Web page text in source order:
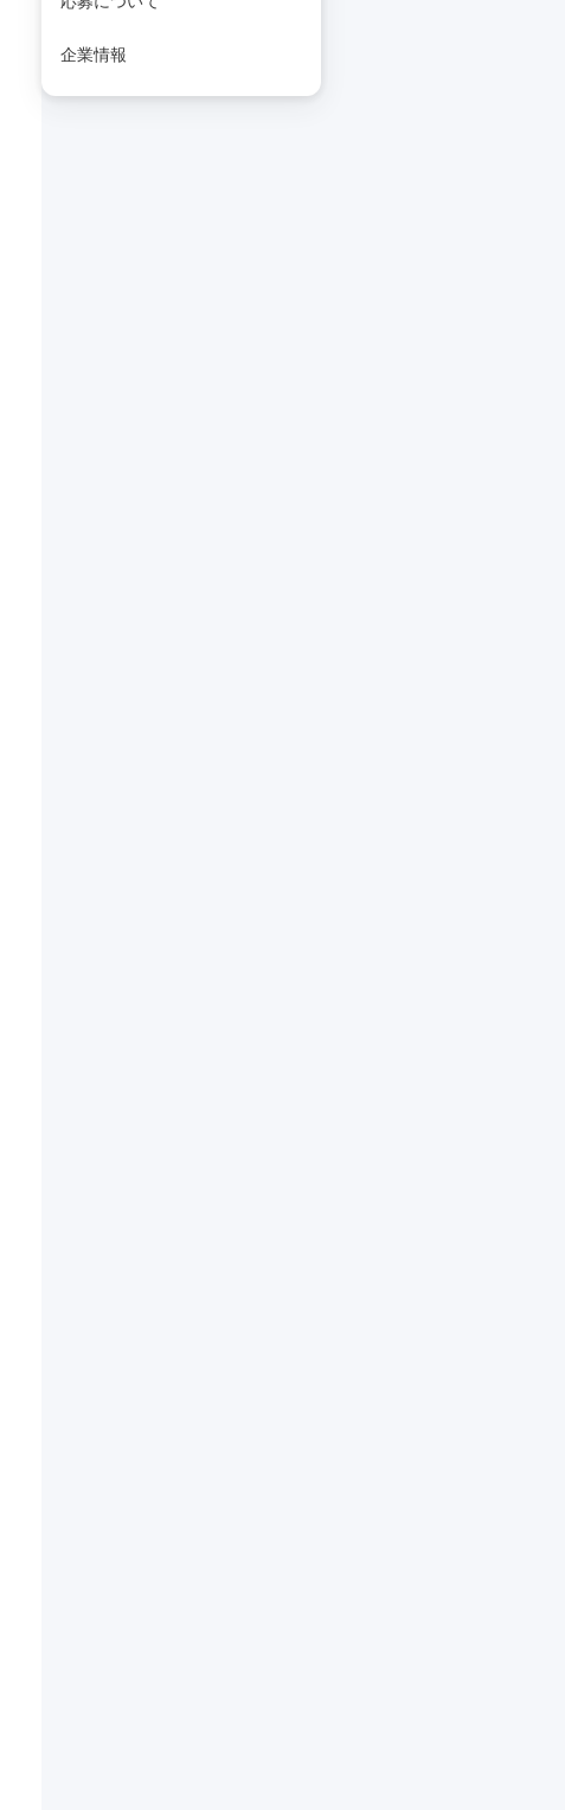
企業情報